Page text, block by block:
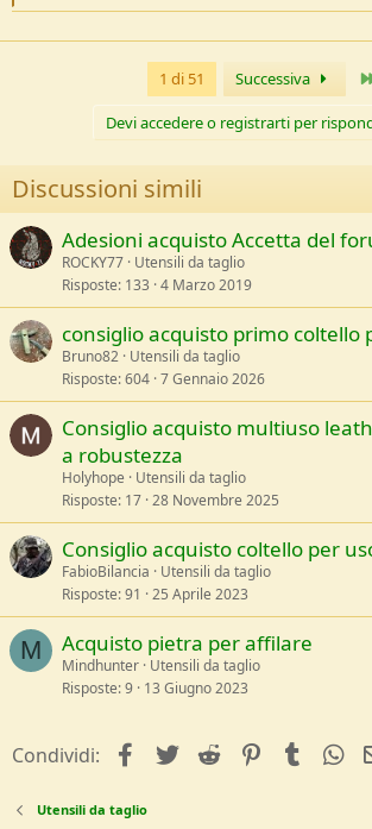
c
1 di 51 Successiva
Devi accedere o registrarti per
Discussioni simili
Adesioni acquisto Accetta del
ROCKY77 Utensili da taglio
Risposte 133 4 Marzo 2019
consiglio acquisto primo coltello
Bruno82 Utensili da taglio
Risposte 604 7 Gennaio 2026
Consiglio acquisto multiuso
a robustezza
Holyhope
Utensili da taglio
Risposte 17 28 Novembre 2025
Consiglio acquisto coltello per
FabioBilancia
Utensili da taglio
Risposte 91 25 Aprile 2023
M Acquisto pietra per affilare
Mindhunter Utensili da taglio
Risposte 9 13 Giugno 2023
Condividi: facebookTwitterReddit PinterestTumblr
Utensili da taglio